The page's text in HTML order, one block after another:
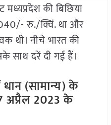
की बिछिया
रु./क्विं. था और
थी। नीचे भारत की
साथ दरें दी गई हैं।
(सामान्य) के
2023 के